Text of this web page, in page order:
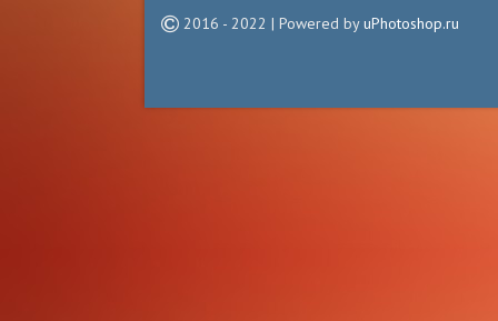
2016 - 2022 | Powered byuPhotoshop.ru